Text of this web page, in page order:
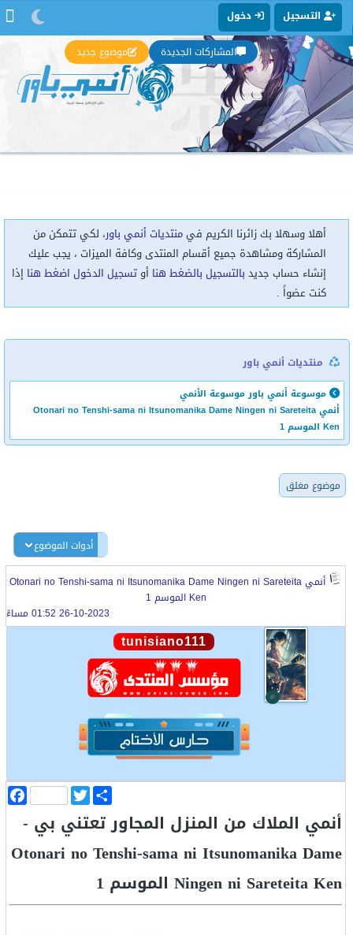
التسجيل دخول
المشاركات الجديدة موضوع جديد
أهلا وسهلا بك زائرنا الكريم فيمنتديات أنمي باور، لكي تتمكن من
المشاركة ومشاهدة جميع أقسام المنتدى وكافة الميزات ، يجب عليك
إنشاء حساب جديد بالتسجيل بالضغط هنا أوتسجيل الدخول اضغط هنا إذا
كنت عضواً .
منتديات أنمي باور
موسوعة أنمي باور موسوعة الأنمي
أنمي Otonari no Tenshi-sama ni Itsunomanika Dame Ningen ni Sareteita
Ken الموسم 1
موضوع مغلق
أدوات الموضوع
أنمي Otonari no Tenshi-sama ni Itsunomanika Dame Ningen ni Sareteita
Ken الموسم 1
26-10-2023 01:52 مساءً
tunisiano111
a
e
o
T
w
i
t
e
ن
ش
ر
أنمي الملاك من المنزل المجاور تعتني بي -
Otonari no Tenshi-sama ni Itsunomanika Dame
Ningen ni Sareteita Ken الموسم 1